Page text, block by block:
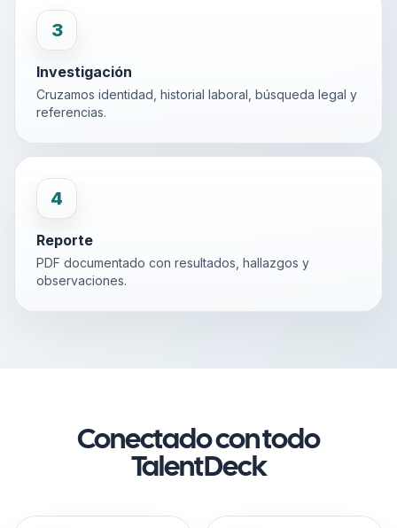
3
Investigación
Cruzamos identidad, historial laboral, búsqueda legal y
referencias.
4
Reporte
PDF documentado con resultados, hallazgos y
observaciones.
Conectado con todo
TalentDeck